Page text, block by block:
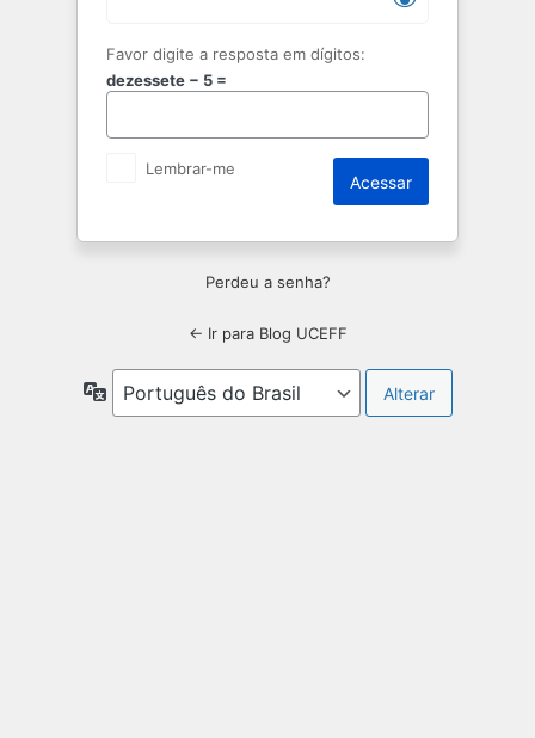
Favor digite a resposta em dígitos:
dezessete − 5 =
Lembrar-me
Perdeu a senha?
← Ir para Blog UCEFF
Idioma